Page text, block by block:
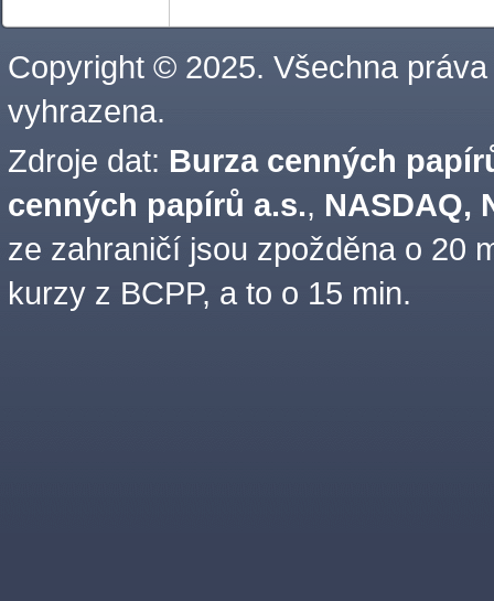
Copyright © 2025. Všechna práva
vyhrazena.
Zdroje dat: Burza cenných
cenných papírů a.s., NASDAQ,
ze zahraničí jsou zpožděna o 20
kurzy z BCPP, a to o 15 min.